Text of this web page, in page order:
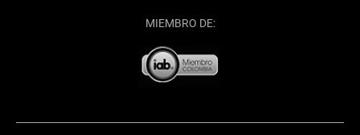
MIEMBRO DE: